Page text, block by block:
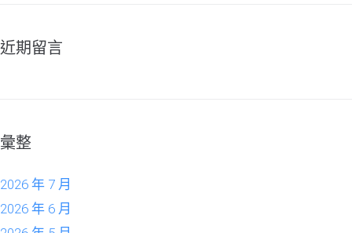
近期留言
彙整
2026 年 7 月
2026 年 6 月